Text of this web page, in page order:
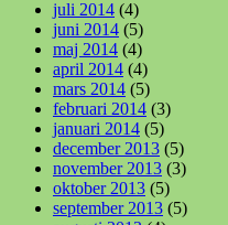
juli 2014 (4)
juni 2014 (5)
maj 2014 (4)
april 2014 (4)
mars 2014 (5)
februari 2014 (3)
januari 2014 (5)
december 2013 (5)
november 2013 (3)
oktober 2013 (5)
september 2013 (5)